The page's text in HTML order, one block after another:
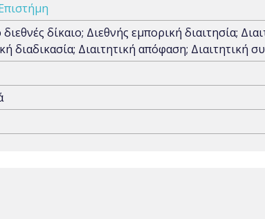
διεθνές δίκαιο; Διεθνής εμπορική διαιτησία;
διαδικασία; Διαιτητική απόφαση;